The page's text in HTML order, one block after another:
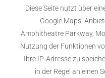
Diese Seite nutzt über
Google Maps.
Amphitheatre Parkway,
Nutzung der Funktionen
Ihre IP-Adresse zu
in der Regel an einen